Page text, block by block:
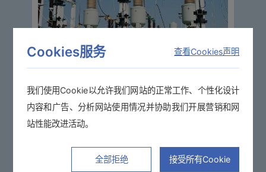
变频器的无负载损耗测量
Cookies服务 查看Cookies声明
我们使用Cookie以允许我们网站的正常工作、个性化设计
内容和广告、分析网站使用情况并协助我们开展营销和网
站性能改进活动。
全部拒绝 接受所有Cookie